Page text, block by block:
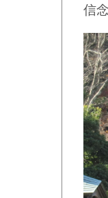
信